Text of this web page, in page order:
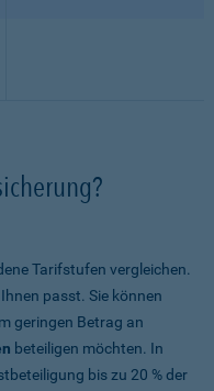
Tarifstufen vergleichen.
passt. Sie können
geringen Betrag an
beteiligen möchten. In
bis zu 20 % der